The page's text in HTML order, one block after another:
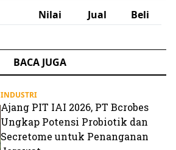
Nilai Jual Beli
BACA JUGA
INDUSTRI
Ajang PIT IAI 2026, PT Bcrobes
Ungkap Potensi Probiotik dan
Secretome untuk Penanganan